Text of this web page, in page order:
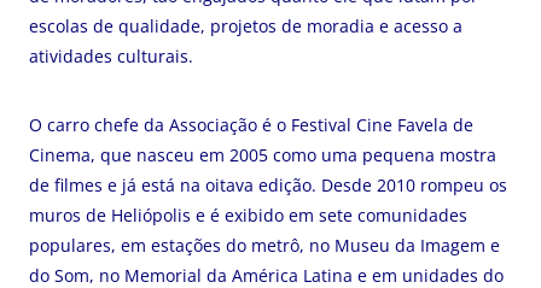
escolas de qualidade, projetos de moradia e acesso a
atividades culturais.
O carro chefe da Associação é o Festival Cine Favela de
Cinema, que nasceu em 2005 como uma pequena mostra
de filmes e já está na oitava edição. Desde 2010 rompeu os
muros de Heliópolis e é exibido em sete comunidades
populares, em estações do metrô, no Museu da Imagem e
do Som, no Memorial da América Latina e em unidades do